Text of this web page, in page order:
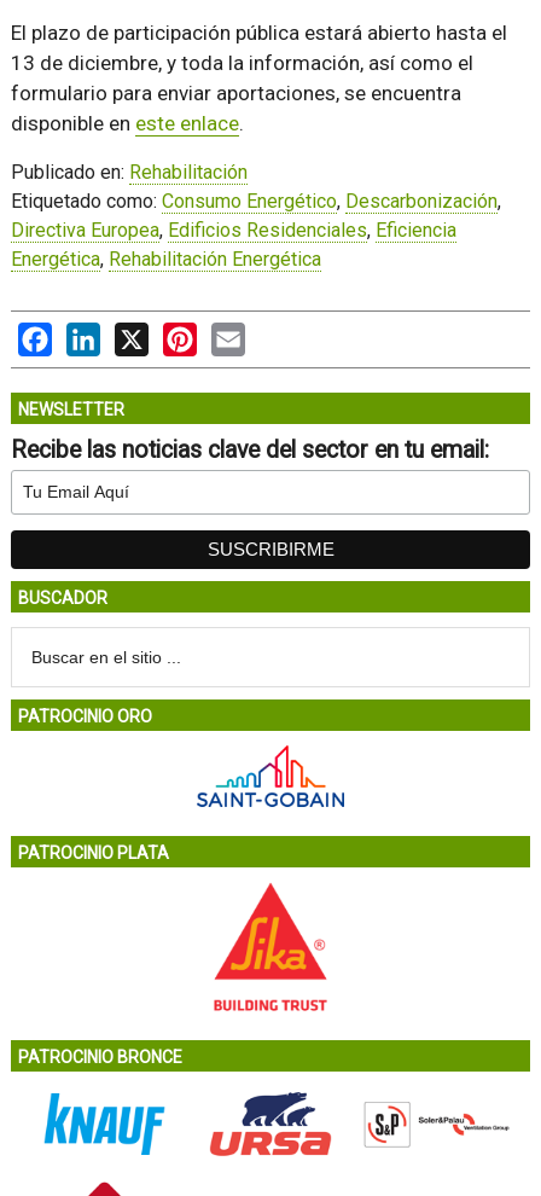
El plazo de participación pública estará abierto hasta el
13 de diciembre, y toda la información, así como el
formulario para enviar aportaciones, se encuentra
disponible en este enlace.
Publicado en: Rehabilitación
Etiquetado como: Consumo Energético, Descarbonización,
Directiva Europea, Edificios Residenciales, Eficiencia
Energética, Rehabilitación Energética
FacebookLinkedIn
X PinterestEmail
NEWSLETTER
Recibe las noticias clave del sector en tu email:
BUSCADOR
PATROCINIO ORO
PATROCINIO PLATA
PATROCINIO BRONCE